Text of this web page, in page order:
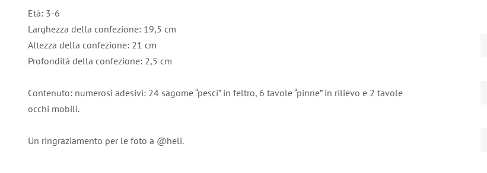
Età: 3-6
Larghezza della confezione: 19,5 cm
Altezza della confezione: 21 cm
Profondità della confezione: 2,5 cm
Contenuto: numerosi adesivi: 24 sagome “pesci” in feltro, 6 tavole “pinne” in rilievo e 2 tavole
occhi mobili.
Un ringraziamento per le foto a @heli.